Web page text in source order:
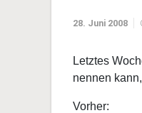
28. Juni 2008
Letztes
nennen
Vorher: